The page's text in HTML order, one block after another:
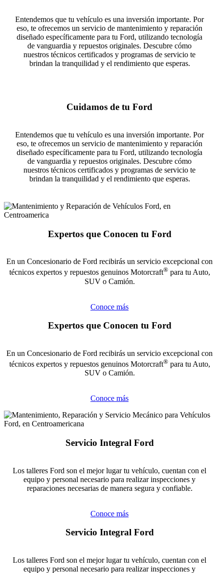
Entendemos que tu vehículo es una inversión importante. Por
eso, te ofrecemos un servicio de mantenimiento y reparación
diseñado específicamente para tu Ford, utilizando tecnología
de vanguardia y repuestos originales. Descubre cómo
nuestros técnicos certificados y programas de servicio te
brindan la tranquilidad y el rendimiento que esperas.
Cuidamos de tu Ford
Entendemos que tu vehículo es una inversión importante. Por
eso, te ofrecemos un servicio de mantenimiento y reparación
diseñado específicamente para tu Ford, utilizando tecnología
de vanguardia y repuestos originales. Descubre cómo
nuestros técnicos certificados y programas de servicio te
brindan la tranquilidad y el rendimiento que esperas.
Expertos que Conocen tu Ford
En un Concesionario de Ford recibirás un servicio excepcional con
técnicos expertos y repuestos genuinos Motorcraft®para tu Auto,
SUV o Camión.
Conoce más
Expertos que Conocen tu Ford
En un Concesionario de Ford recibirás un servicio excepcional con
técnicos expertos y repuestos genuinos Motorcraft®para tu Auto,
SUV o Camión.
Conoce más
Servicio Integral Ford
Los talleres Ford son el mejor lugar tu vehículo, cuentan con el
equipo y personal necesario para realizar inspecciones y
reparaciones necesarias de manera segura y confiable.
Conoce más
Servicio Integral Ford
Los talleres Ford son el mejor lugar tu vehículo, cuentan con el
equipo y personal necesario para realizar inspecciones y